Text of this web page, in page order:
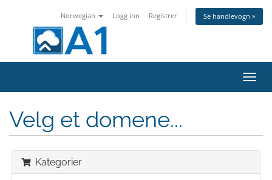
Norwegian Logg inn Registrer Se handlevogn »
Bytt
Velg et domene...
Kategorier